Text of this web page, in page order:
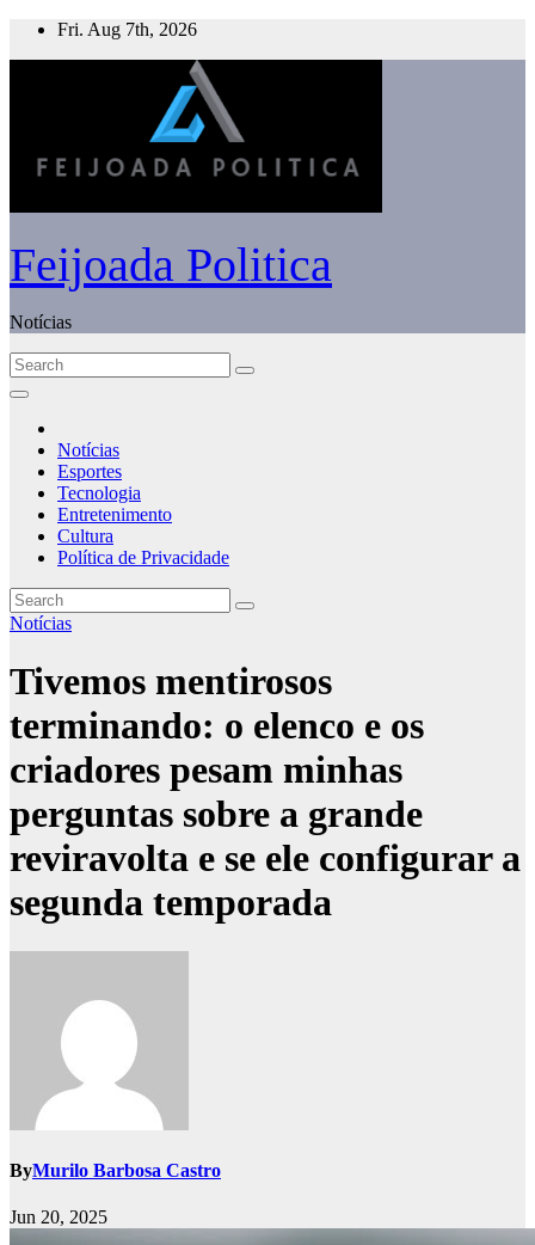
Skip
Fri. Aug 7th, 2026
Feijoada Politica
Notícias
Notícias
Esportes
Tecnologia
Entretenimento
Cultura
Política de Privacidade
Notícias
Tivemos mentirosos
terminando: o elenco e os
criadores pesam minhas
perguntas sobre a grande
reviravolta e se ele configurar a
segunda temporada
ByMurilo Barbosa Castro
Jun 20, 2025